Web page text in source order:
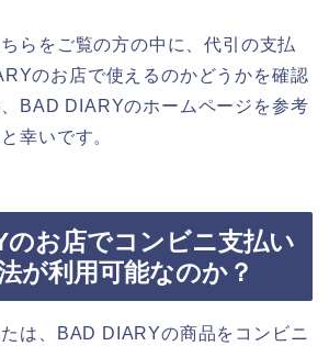
らをご覧の方の中に、代引の支払
のお店で使えるのかどうかを確認
BAD DIARYのホームページを参考
幸いです。
のお店でコンビニ支払い
が利用可能なのか？
は、BAD DIARYの商品をコンビニ